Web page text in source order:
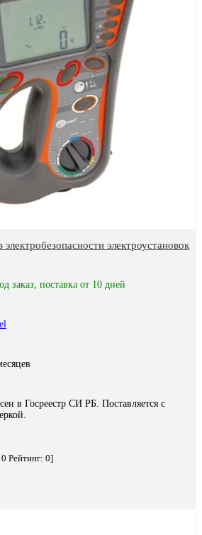
электроустановок
заказ, поставка от 10 дней
в Госреестр СИ РБ. Поставляется с
0 Рейтинг: 0]